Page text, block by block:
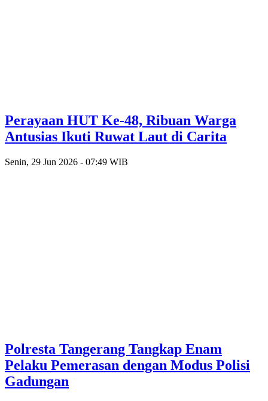
Perayaan HUT Ke-48, Ribuan Warga
Antusias Ikuti Ruwat Laut di Carita
Senin, 29 Jun 2026 - 07:49 WIB
Polresta Tangerang Tangkap Enam
Pelaku Pemerasan dengan Modus Polisi
Gadungan